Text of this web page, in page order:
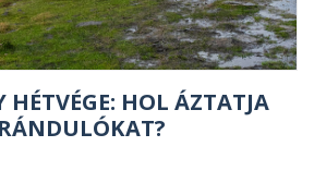
HOL ÁZTATJA